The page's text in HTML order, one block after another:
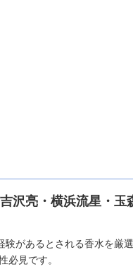
沢亮・横浜流星・玉
があるとされる香水を厳
必見です。